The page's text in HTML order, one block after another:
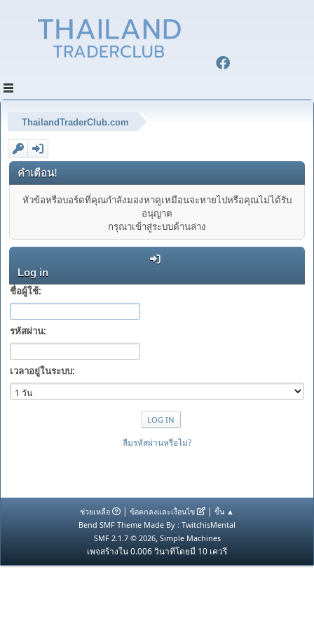
ThailandTraderClub.com
คำเตือน!
หัวข้อหรือบอร์ดที่คุณกำลังมองหาดูเหมือนจะหายไปหรือคุณไม่ได้รับ
อนุญาต
กรุณาเข้าสู่ระบบด้านล่าง
Log in
ชื่อผู้ใช้:
รหัสผ่าน:
เวลาอยู่ในระบบ:
ลืมรหัสผ่านหรือไม่?
ช่วยเหลือ | ข้อตกลงและเงื่อนไข | ขึ้น ▲
Bend SMF Theme Made By : TwitchisMental
SMF 2.1.7 © 2026, Simple Machines
เพจสร้างใน 0.006 วินาทีโดยมี 10 เควรี